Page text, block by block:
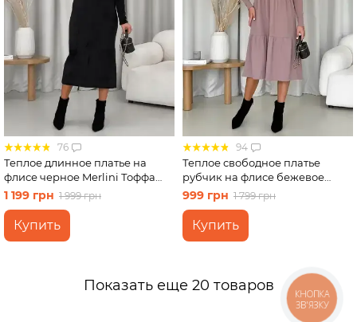
76
Теплое длинное платье на
флисе черное Merlini Тоффа
700001761 размер L-XL
1 199 грн 1 999 грн
Купить
94
Теплое свободное платье
рубчик на флисе бежевое
Merlini Боза 700001802 размер
999 грн 1 799 грн
Купить
Показать еще 20 товаров
КНОПКА
ЗВ'ЯЗКУ